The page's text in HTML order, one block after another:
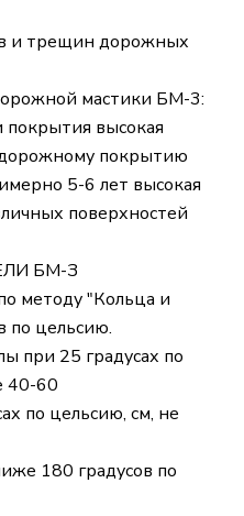
и трещин дорожных
мастики БМ-3:
покрытия высокая
покрытию
5-6 лет высокая
поверхностей
БМ-З
методу "Кольца и
по цельсию.
при 25 градусах по
40-60
по цельсию, см, не
180 градусов по